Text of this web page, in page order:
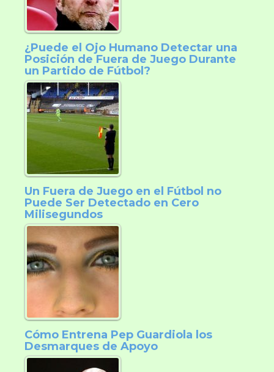
¿Puede el Ojo Humano Detectar una
Posición de Fuera de Juego Durante
un Partido de Fútbol?
Un Fuera de Juego en el Fútbol no
Puede Ser Detectado en Cero
Milisegundos
Cómo Entrena Pep Guardiola los
Desmarques de Apoyo